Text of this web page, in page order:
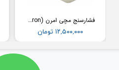
فشارسنج مچی امرن (Omron) مدل RS2
۱۲,۵۰۰,۰۰۰ تومان